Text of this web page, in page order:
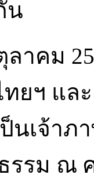
ยฯ แล
ป็นเจ้า
รรม ณ
ง เวลา
มเพรีย